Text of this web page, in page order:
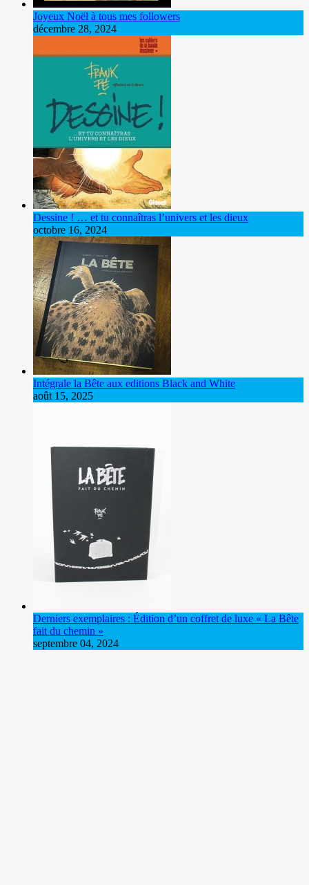
Joyeux Noël à tous mes followers
décembre 28, 2024
Dessine ! … et tu connaîtras l’univers et les dieux
octobre 16, 2024
Intégrale la Bête aux editions Black and White
août 15, 2025
Derniers exemplaires : Édition d’un coffret de luxe « La Bête
fait du chemin »
septembre 04, 2024